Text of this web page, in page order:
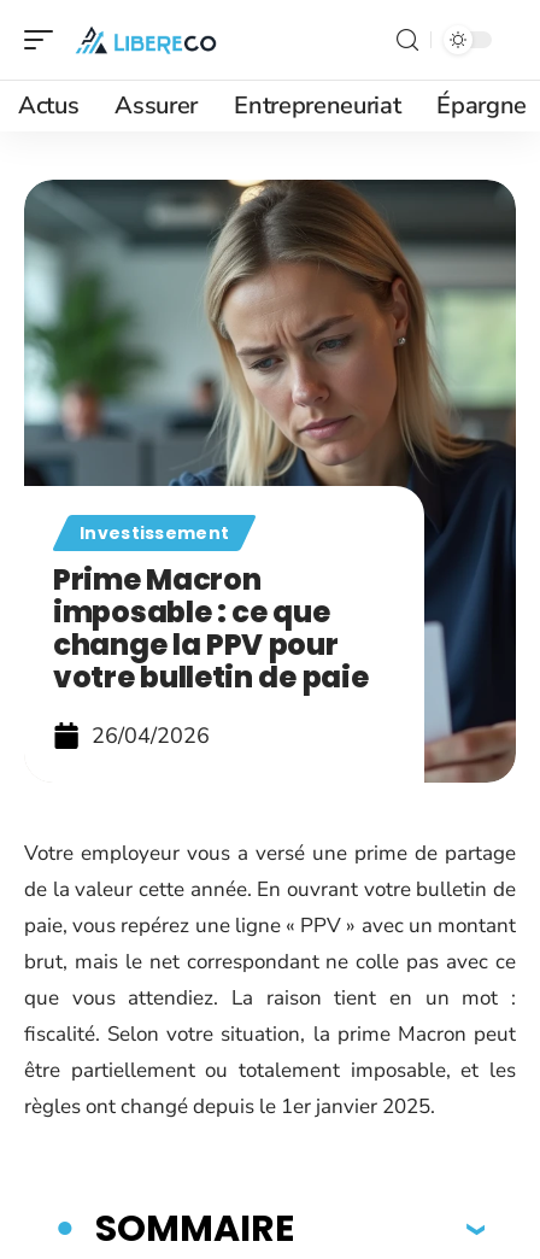
Actus Assurer Entrepreneuriat Épargne
Investissement
Prime Macron
imposable : ce que
change la PPV pour
votre bulletin de paie
26/04/2026
Votre employeur vous a versé une prime de partage
de la valeur cette année. En ouvrant votre bulletin de
paie, vous repérez une ligne « PPV » avec un montant
brut, mais le net correspondant ne colle pas avec ce
que vous attendiez. La raison tient en un mot :
fiscalité. Selon votre situation, la prime Macron peut
être partiellement ou totalement imposable, et les
règles ont changé depuis le 1er janvier 2025.
SOMMAIRE